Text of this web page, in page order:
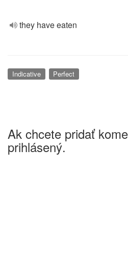
they have eaten
Indicative Perfect
Ak chcete pridať
prihlásený.